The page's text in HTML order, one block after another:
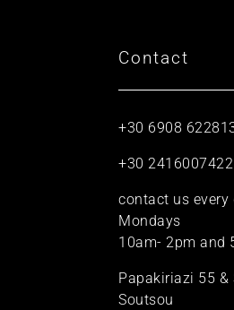
Contact
+30 6908
+30 2416007422
contact us every
Mondays
10am- 2pm and
Papakiriazi 55 &
Soutsou